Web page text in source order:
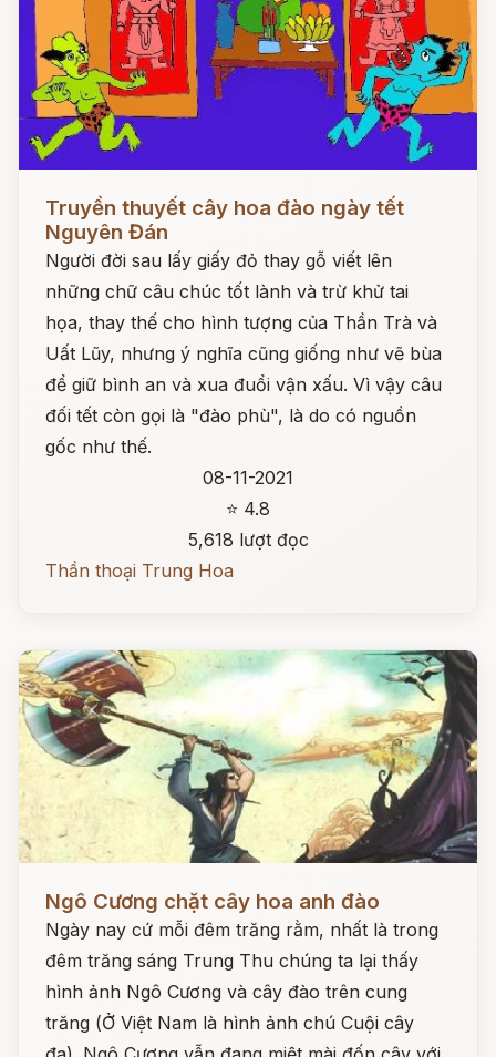
Đọc ngay
Truyền thuyết cây hoa đào ngày tết
Nguyên Đán
Người đời sau lấy giấy đỏ thay gỗ viết lên
những chữ câu chúc tốt lành và trừ khử tai
họa, thay thế cho hình tượng của Thần Trà và
Uất Lũy, nhưng ý nghĩa cũng giống như vẽ bùa
để giữ bình an và xua đuổi vận xấu. Vì vậy câu
đối tết còn gọi là "đào phù", là do có nguồn
gốc như thế.
08-11-2021
⭐ 4.8
5,618 lượt đọc
Thần thoại Trung Hoa
Ngô Cương chặt cây hoa anh đào
Ngày nay cứ mỗi đêm trăng rằm, nhất là trong
đêm trăng sáng Trung Thu chúng ta lại thấy
hình ảnh Ngô Cương và cây đào trên cung
trăng (Ở Việt Nam là hình ảnh chú Cuội cây